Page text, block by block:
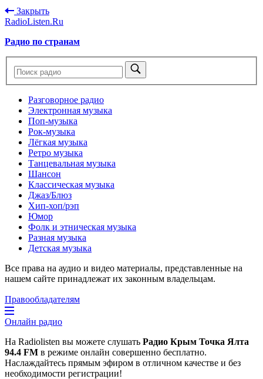
Закрыть
RadioListen.Ru
Радио по странам
Разговорное радио
Электронная музыка
Поп-музыка
Рок-музыка
Лёгкая музыка
Ретро музыка
Танцевальная музыка
Шансон
Классическая музыка
Джаз/Блюз
Хип-хоп/рэп
Юмор
Фолк и этническая музыка
Разная музыка
Детская музыка
Все права на аудио и видео материалы, представленные на
нашем сайте принадлежат их законным владельцам.
Правообладателям
Онлайн радио
На Radiolisten вы можете слушать Радио Крым Точка Ялта
94.4 FM в режиме онлайн совершенно бесплатно.
Наслаждайтесь прямым эфиром в отличном качестве и без
необходимости регистрации!